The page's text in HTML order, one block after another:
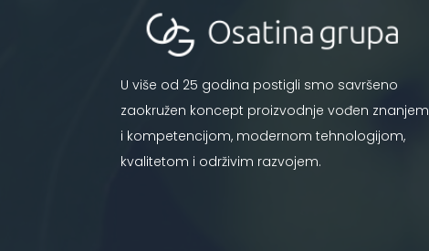
U više od 25 godina postigli smo savršeno
zaokružen koncept proizvodnje vođen znanjem
i kompetencijom, modernom tehnologijom,
kvalitetom i održivim razvojem.